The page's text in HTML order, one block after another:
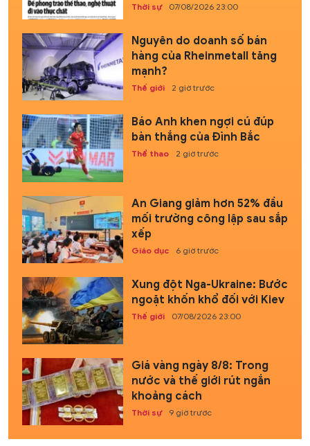
Thời sự 07/08/2026 23:00
Nguyên do doanh số bán
hàng của Rheinmetall tăng
mạnh?
Thế giới 2 giờ trước
Báo Anh khen ngợi cú đúp
bàn thắng của Đình Bắc
Thể thao 2 giờ trước
An Giang giảm hơn 52% đầu
mối trường công lập sau sắp
xếp
Giáo dục 6 giờ trước
Xung đột Nga-Ukraine: Bước
ngoặt khốn khổ đối với Kiev
Thế giới 07/08/2026 23:00
Giá vàng ngày 8/8: Trong
nước và thế giới rút ngắn
khoảng cách
Thời sự 9 giờ trước